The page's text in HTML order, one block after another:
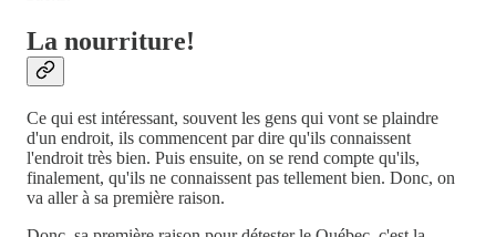
La nourriture!
Ce qui est intéressant, souvent les gens qui vont se plaindre
d'un endroit, ils commencent par dire qu'ils connaissent
l'endroit très bien. Puis ensuite, on se rend compte qu'ils,
finalement, qu'ils ne connaissent pas tellement bien. Donc, on
va aller à sa première raison.